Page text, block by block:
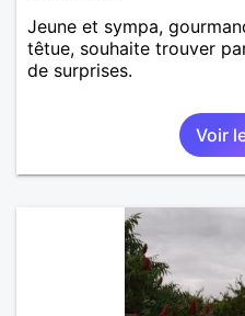
Jeune et sympa,
têtue, souhaite trouver
de surprises.
Voir